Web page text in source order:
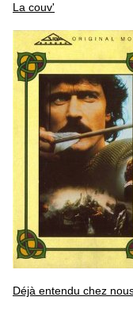
La couv'
Déjà entendu chez